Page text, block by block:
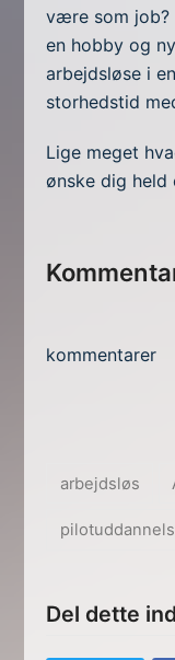
være som job?
en hobby og
arbejdsløse i
storhedstid
Lige meget
ønske dig held
kommentarer
arbejdsløs
Del dette